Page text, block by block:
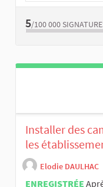
5/100 000
Installer des
les
Elodie DAULHAC
ENREGISTRÉE